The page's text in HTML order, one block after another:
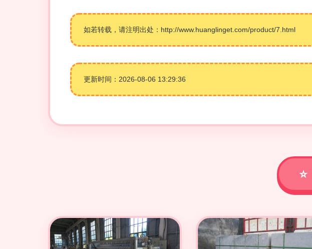
如若转载，请注明出处：http://www.huanglinget.com/product/7.html
更新时间：2026-08-06 13:29:36